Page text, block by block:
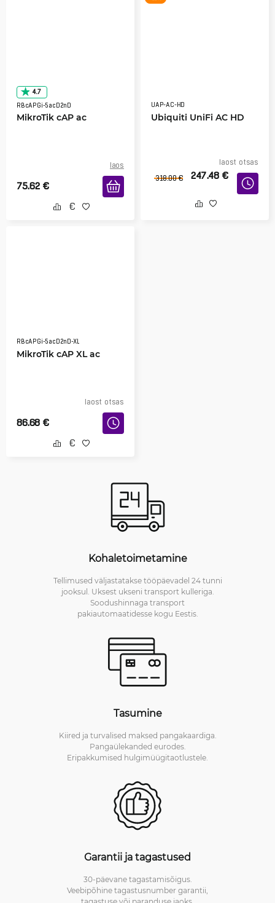
4.7
RBcAPGi-5acD2nD
MikroTik cAP ac
laos
75.62 €
UAP-AC-HD
Ubiquiti UniFi AC HD
laost otsas
318.00 € 247.48 €
RBcAPGi-5acD2nD-XL
MikroTik cAP XL ac
laost otsas
86.68 €
Kohaletoimetamine
Tellimused väljastatakse tööpäevadel 24 tunni
jooksul. Uksest ukseni transport kulleriga.
Soodushinnaga transport
pakiautomaatidesse kogu Eestis.
Tasumine
Kiired ja turvalised maksed pangakaardiga.
Pangaülekanded eurodes.
Eripakkumised hulgimüügitaotlustele.
Garantii ja tagastused
30-päevane tagastamisõigus.
Veebipõhine tagastusnumber garantii,